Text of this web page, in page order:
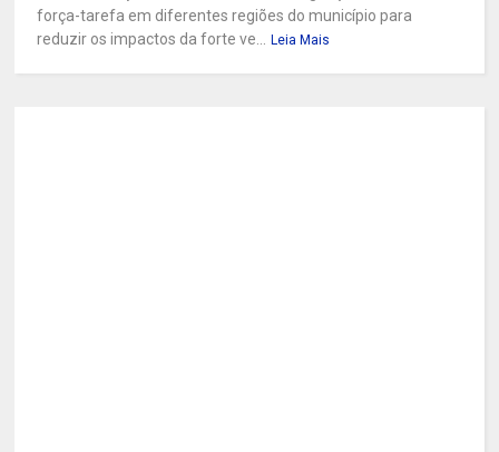
força-tarefa em diferentes regiões do município para
reduzir os impactos da forte ve...
Leia Mais